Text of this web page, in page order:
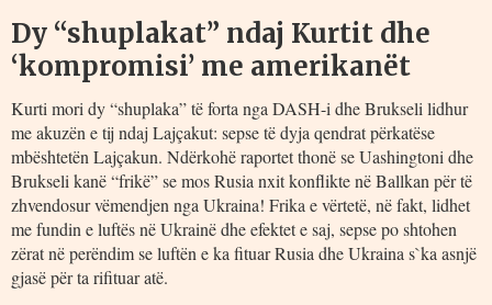
Dy “shuplakat” ndaj Kurtit dhe
‘kompromisi’ me amerikanët
Kurti mori dy “shuplaka” të forta nga DASH-i dhe Brukseli lidhur
me akuzën e tij ndaj Lajçakut: sepse të dyja qendrat përkatëse
mbështetën Lajçakun. Ndërkohë raportet thonë se Uashingtoni dhe
Brukseli kanë “frikë” se mos Rusia nxit konflikte në Ballkan për të
zhvendosur vëmendjen nga Ukraina! Frika e vërtetë, në fakt, lidhet
me fundin e luftës në Ukrainë dhe efektet e saj, sepse po shtohen
zërat në perëndim se luftën e ka fituar Rusia dhe Ukraina s`ka asnjë
gjasë për ta rifituar atë.